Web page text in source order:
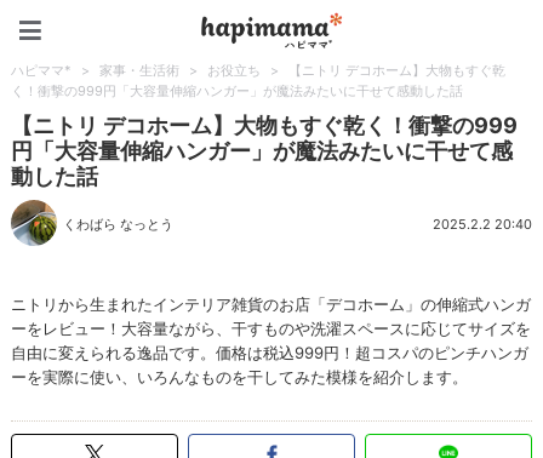
ハピママ* > 家事・生活術 > お役立ち >
【ニトリ デコホーム】大物もすぐ乾
く！衝撃の999円「大容量伸縮ハンガー」が魔法みたいに干せて感動した話
【ニトリ デコホーム】大物もすぐ乾く！衝撃の999
円「大容量伸縮ハンガー」が魔法みたいに干せて感
動した話
くわばら なっとう 2025.2.2 20:40
ニトリから生まれたインテリア雑貨のお店「デコホーム」の伸縮式ハンガ
ーをレビュー！大容量ながら、干すものや洗濯スペースに応じてサイズを
自由に変えられる逸品です。価格は税込999円！超コスパのピンチハンガ
ーを実際に使い、いろんなものを干してみた模様を紹介します。